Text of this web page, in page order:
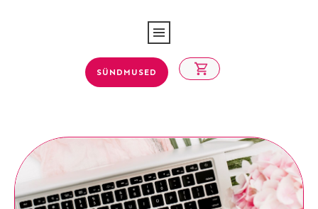
SÜNDMUSED